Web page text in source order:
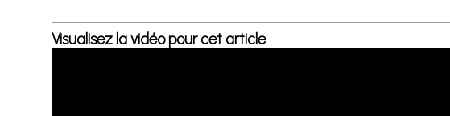
Visualisez la vidéo pour cet article